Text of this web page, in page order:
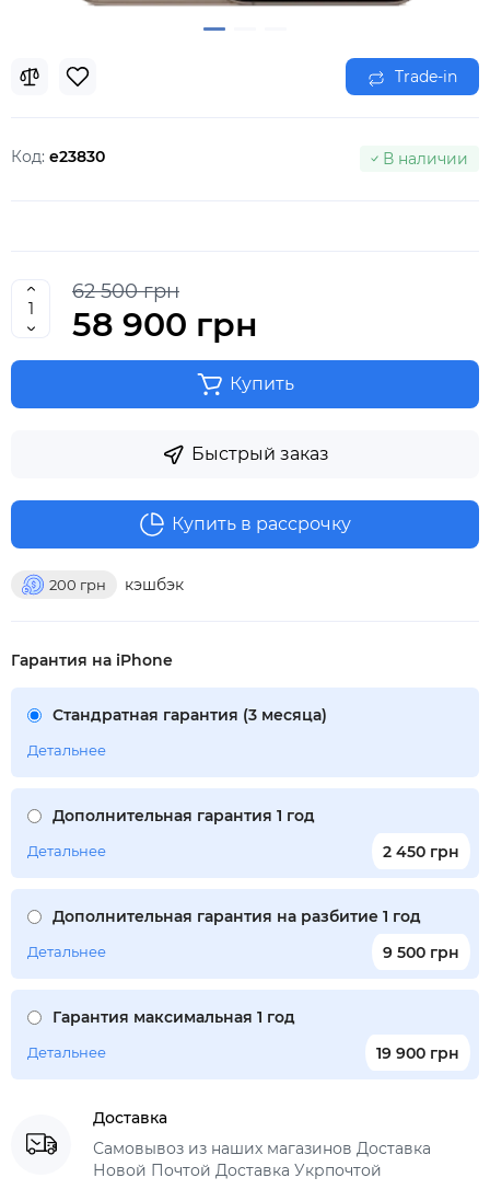
Trade-in
Код: e23830 В наличии
62 500 грн
58 900 грн
Купить
Быстрый заказ
200 грн кэшбэк
Купить в рассрочку
Гарантия на iPhone
Стандратная гарантия (3 месяца)
Детальнее
Дополнительная гарантия 1 год
2 450 грн
Детальнее
Дополнительная гарантия на разбитие 1 год
9 500 грн
Детальнее
Гарантия максимальная 1 год
19 900 грн
Детальнее
Доставка
Самовывоз из наших магазинов Доставка
Новой Почтой Доставка Укрпочтой